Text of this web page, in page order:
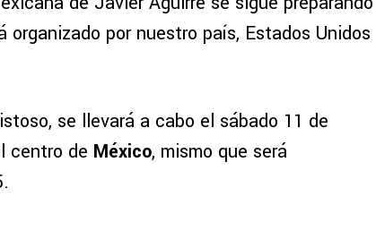
por nuestro país, Estados Unidos
se llevará a cabo el sábado 11 de
centro de México, mismo que será